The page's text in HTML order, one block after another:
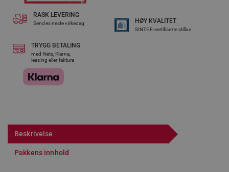
Beskrivelse
Pakkens innhold
RASK LEVERING​
Sendes neste virkedag HØY KVALITET
SINTEF-sertifiserte stillas
TRYGG BETALING
med Nets, Klarna,
leasing eller faktura